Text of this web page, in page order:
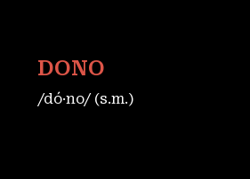
DONO
/dó·no/ (s.m.)